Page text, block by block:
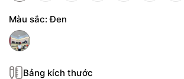
Màu sắc:Đen
Bảng kích thước